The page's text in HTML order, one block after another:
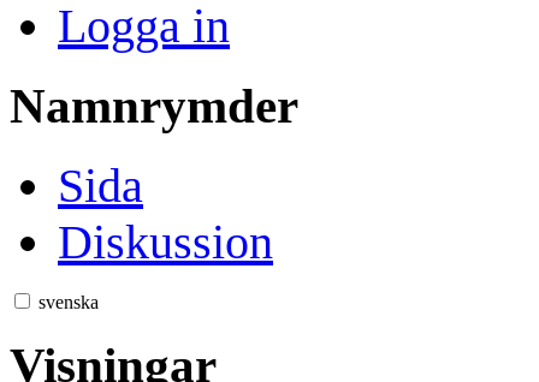
Logga in
Namnrymder
Sida
Diskussion
svenska
Visningar